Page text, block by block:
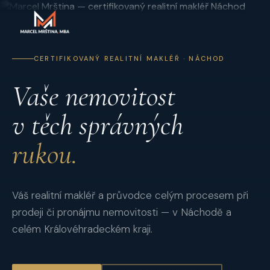
CERTIFIKOVANÝ REALITNÍ MAKLÉŘ · NÁCHOD
Vaše nemovitost
v těch správných
rukou.
Váš realitní makléř a průvodce celým procesem při
prodeji či pronájmu nemovitosti — v Náchodě a
celém Královéhradeckém kraji.